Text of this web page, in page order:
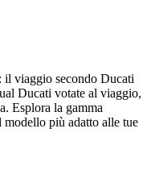
viaggio secondo Ducati
Ducati votate al viaggio,
Esplora la gamma
più adatto alle tue